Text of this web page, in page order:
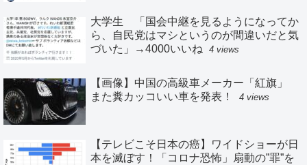
大学生 「国会中継を見るようになってか
ら、自民党はマシというのが間違いだと気
づいた」→4000いいね 4 views
【画像】中国の高級車メーカー「紅旗」
また糞カッコいい車を発表！
4 views
【テレビこそ日本の癌】ワイドショーが日
本を滅ぼす！「コロナ恐怖」扇動の”罪”を